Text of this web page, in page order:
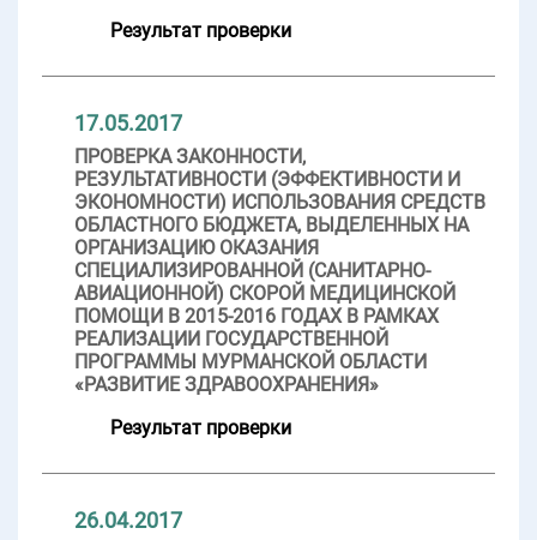
Результат проверки
17.05.2017
ПРОВЕРКА ЗАКОННОСТИ,
РЕЗУЛЬТАТИВНОСТИ (ЭФФЕКТИВНОСТИ И
ЭКОНОМНОСТИ) ИСПОЛЬЗОВАНИЯ СРЕДСТВ
ОБЛАСТНОГО БЮДЖЕТА, ВЫДЕЛЕННЫХ НА
ОРГАНИЗАЦИЮ ОКАЗАНИЯ
СПЕЦИАЛИЗИРОВАННОЙ (САНИТАРНО-
АВИАЦИОННОЙ) СКОРОЙ МЕДИЦИНСКОЙ
ПОМОЩИ В 2015-2016 ГОДАХ В РАМКАХ
РЕАЛИЗАЦИИ ГОСУДАРСТВЕННОЙ
ПРОГРАММЫ МУРМАНСКОЙ ОБЛАСТИ
«РАЗВИТИЕ ЗДРАВООХРАНЕНИЯ»
Результат проверки
26.04.2017